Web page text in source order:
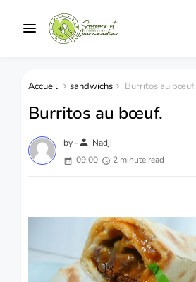
Accueil sandwichs Burritos au bœuf.
Burritos au bœuf.
by -person Nadji
09:00
2 minute read